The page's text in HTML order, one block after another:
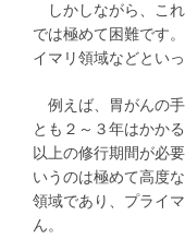
しかしながら、これ
では極めて困難です
イマリ領域などとい
例えば、胃がんの手
とも２～３年はかか
以上の修行期間が必
いうのは極めて高度
領域であり、プライ
ん。